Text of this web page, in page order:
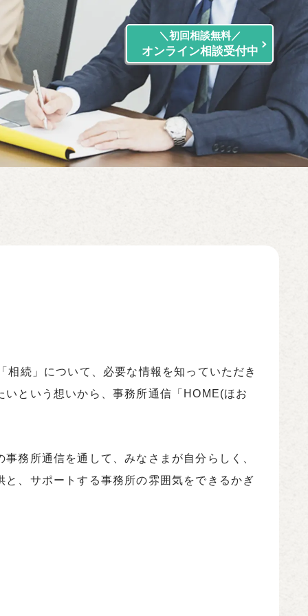
続」について、必要な情報を知っていただき
という想いから、事務所通信「HOME(ほお
務所通信を通して、みなさまが自分らしく、
、サポートする事務所の雰囲気をできるかぎ
初回相談無料
オンライン相談受付中